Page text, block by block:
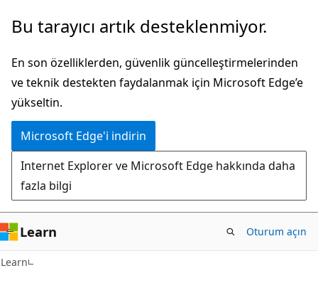
Ana
atla
Bu tarayıcı artık desteklenmiyor.
En son özelliklerden, güvenlik güncelleştirmelerinden
ve teknik destekten faydalanmak için Microsoft Edge’e
yükseltin.
Microsoft Edge'i indirin
Internet Explorer ve Microsoft Edge hakkında daha
fazla bilgi
Learn Oturum açın
Learn